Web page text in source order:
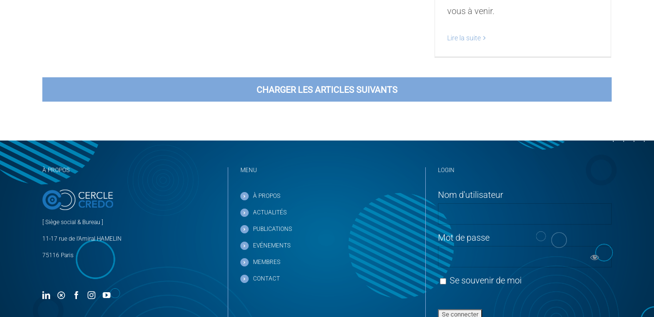
vous à venir.
Lire la suite
CHARGER LES ARTICLES SUIVANTS
À PROPOS
[ Siège social & Bureau ]
11-17 rue de l’Amiral HAMELIN
75116 Paris
MENU
À PROPOS
ACTUALITÉS
PUBLICATIONS
EVÉNEMENTS
MEMBRES
CONTACT
LOGIN
Nom d'utilisateur
Mot de passe
Se souvenir de moi